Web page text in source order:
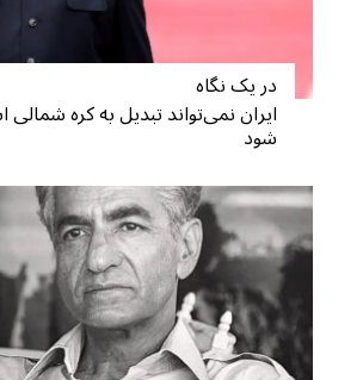
در یک نگاه
ایران نمی‌تواند تبدیل به کره
شود
a
r
c
h
o
r
: